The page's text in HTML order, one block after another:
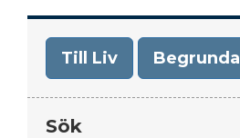
Till Liv Begrunda
Sök